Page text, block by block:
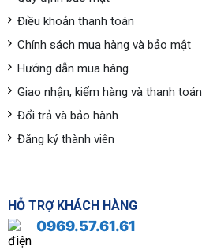
Điều khoản thanh toán
Chính sách mua hàng và bảo mật
Hướng dẫn mua hàng
Giao nhận, kiểm hàng và thanh toán
Đổi trả và bảo hành
Đăng ký thành viên
HỖ TRỢ KHÁCH HÀNG
0969.57.61.61